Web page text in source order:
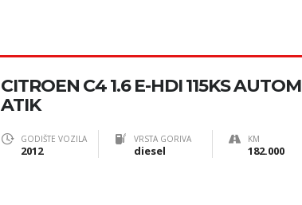
CITROEN C4 1.6 E-HDI 115KS AUTOM
ATIK
GODIŠTE VOZILA
2012
VRSTA GORIVA
diesel
KM
182.000